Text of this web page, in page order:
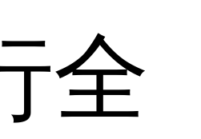
全